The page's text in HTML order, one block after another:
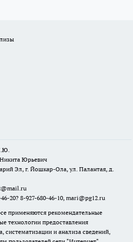
Юрьевич
Эл, г. Йошкар-Ола, ул. Палантая, д.
20? 8-927-680-46-10, mari@pg12.ru
применяются рекомендательные
технологии предоставления
систематизации и анализа сведений,